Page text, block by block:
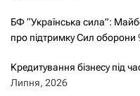
БФ “Українська сила”:
про підтримку Сил оборони
Кредитування бізнесу під
Липня, 2026